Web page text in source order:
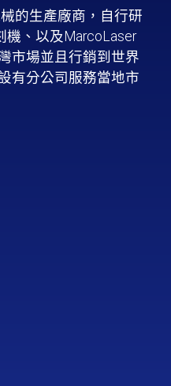
的生產廠商，自行研
機、以及MarcoLaser
市場並且行銷到世界
有分公司服務當地市